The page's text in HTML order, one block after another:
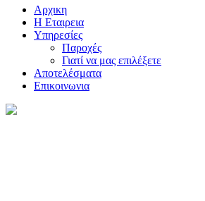
Αρχικη
Η Εταιρεια
Υπηρεσίες
Παροχές
Γιατί να μας επιλέξετε
Αποτελέσματα
Επικοινωνια